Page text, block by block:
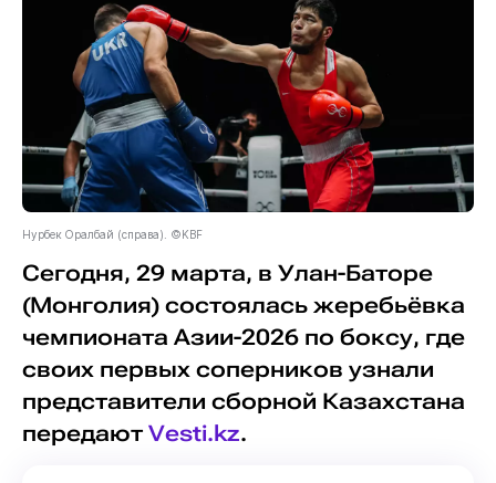
Нурбек Оралбай (справа). ©KBF
Сегодня, 29 марта, в Улан-Баторе
(Монголия) состоялась жеребьёвка
чемпионата Азии-2026 по боксу, где
своих первых соперников узнали
представители сборной Казахстана
передают Vesti.kz.